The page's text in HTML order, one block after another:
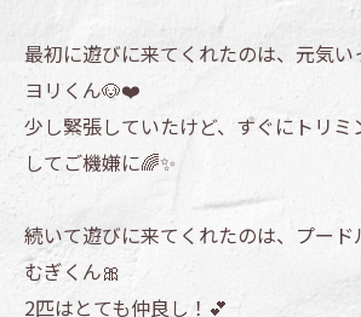
最初に遊びに来てくれたのは、元気
ヨリくん🐶❤️
少し緊張していたけど、すぐにトリ
してご機嫌に🌈✨
続いて遊びに来てくれたのは、プード
むぎくん🎀
2匹はとても仲良し！💕